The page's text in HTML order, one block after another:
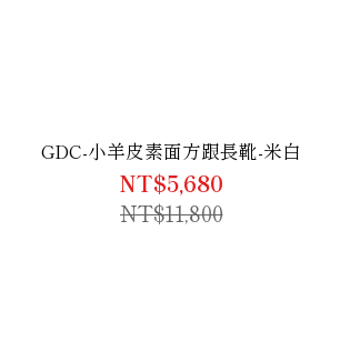
GDC-小羊皮素面方跟長靴-米白
NT$5,680
NT$11,800